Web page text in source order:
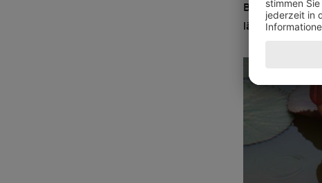
Blendenzahlen
länger